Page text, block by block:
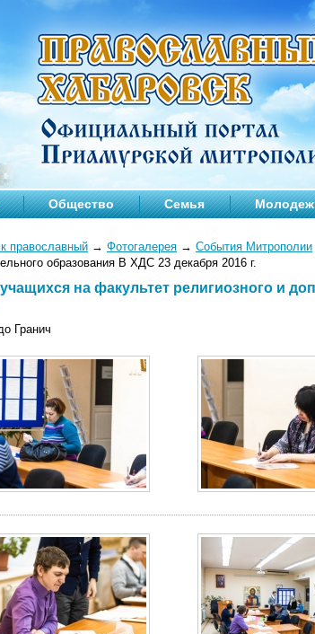
Общество Семья
православный → Фотогалерея → События Митрополии
образования В ХДС 23 декабря 2016 г.
на факультет религиозного и
Гранич